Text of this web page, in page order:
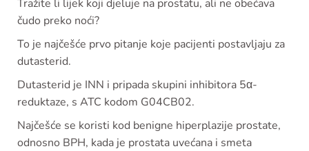
Tražite li lijek koji djeluje na prostatu, ali ne obećava
čudo preko noći?
To je najčešće prvo pitanje koje pacijenti postavljaju za
dutasterid.
Dutasterid je INN i pripada skupini inhibitora 5α-
reduktaze, s ATC kodom G04CB02.
Najčešće se koristi kod benigne hiperplazije prostate,
odnosno BPH, kada je prostata uvećana i smeta